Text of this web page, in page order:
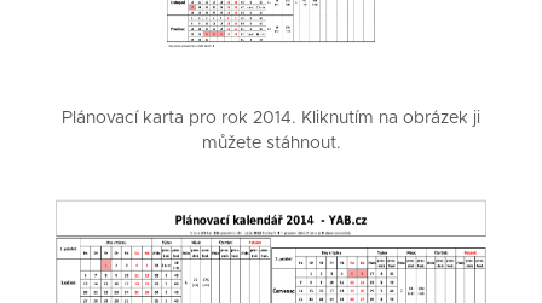
Plánovací karta pro rok 2014. Kliknutím na obrázek ji
můžete stáhnout.